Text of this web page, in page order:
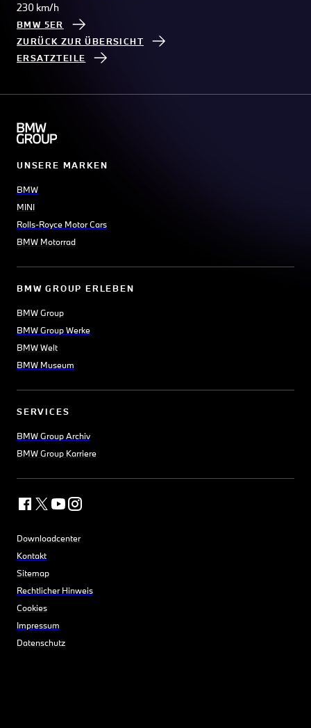
230 km/h
BMW 5ER
ZURÜCK ZUR ÜBERSICHT
ERSATZTEILE
UNSERE MARKEN
BMW
MINI
Rolls-Royce Motor Cars
BMW Motorrad
BMW GROUP ERLEBEN
BMW Group
BMW Group Werke
BMW Welt
BMW Museum
SERVICES
BMW Group Archiv
BMW Group Karriere
Downloadcenter
Kontakt
Sitemap
Rechtlicher Hinweis
Cookies
Impressum
Datenschutz